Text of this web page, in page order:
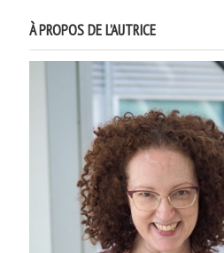
À PROPOS DE L’AUTRICE